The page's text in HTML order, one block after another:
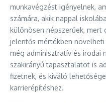
munkavégzést igényelnek,
számára, akik nappal
különösen népszerűek, mert
jelentős mértékben
még adminisztratív és irodai
szakirányú tapasztalatot is
fizetnek, és kiváló
karrierépítéshez.